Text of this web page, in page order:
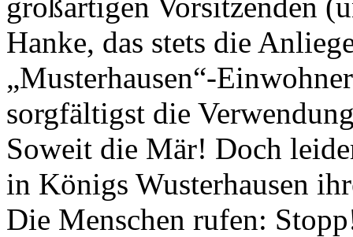
Hanke, das stets die
„Musterhausen“-
sorgfältigst die
Soweit die Mär! Doch
in Königs Wusterhausen
Die Menschen rufen: